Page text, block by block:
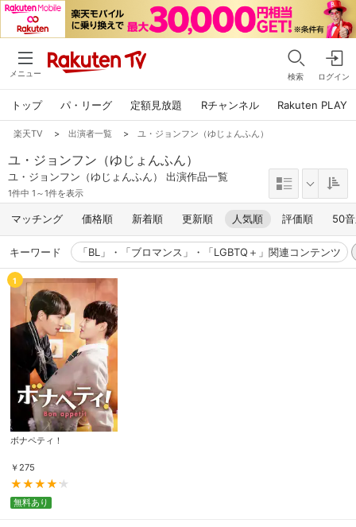
メニュー 検索 ログイン
トップ パ・リーグ 定額見放題 Rチャンネル Rakuten PLAY
楽天TV > 出演者一覧 > ユ・ジョンフン（ゆじょんふん）
ユ・ジョンフン（ゆじょんふん）
ユ・ジョンフン（ゆじょんふん） 出演作品一覧
1件中 1～1件を表示
マッチング 価格順 新着順 更新順 人気順 評価順 50
キーワード 「BL」・「ブロマンス」・「LGBTQ＋」関連コンテンツ
1
ボナペティ！
￥ 275
無料あり